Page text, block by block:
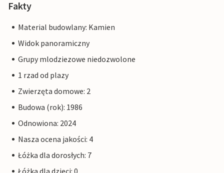
Fakty
Material budowlany: Kamien
Widok panoramiczny
Grupy mlodziezowe niedozwolone
1 rzad od plazy
Zwierzęta domowe: 2
Budowa (rok): 1986
Odnowiona: 2024
Nasza ocena jakości: 4
Łóżka dla dorosłych: 7